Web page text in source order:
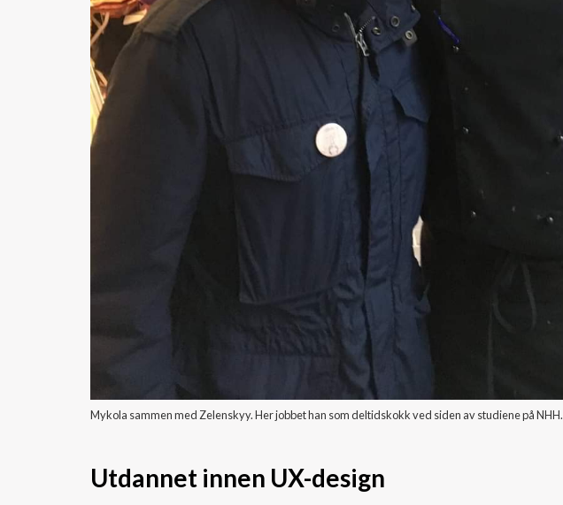
Mykola sammen med Zelenskyy. Her jobbet han som deltidskokk ved siden av studiene på NHH.
Utdannet innen UX-design